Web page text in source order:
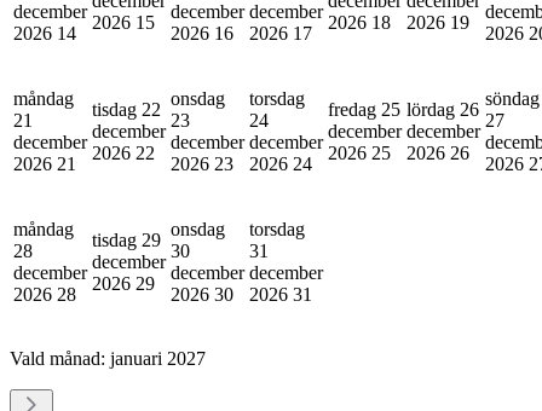
december
2026 14
2026 15
december
2026 16
december
2026 17
2026 18
2026 19
2026
måndag
21
december
2026 21
tisdag 22
december
2026 22
onsdag
23
december
2026 23
torsdag
24
december
2026 24
fredag 25
december
2026 25
lördag 26
december
2026 26
söndag
27
2026
måndag
28
december
2026 28
tisdag 29
december
2026 29
onsdag
30
december
2026 30
torsdag
31
december
2026 31
Vald månad: januari 2027